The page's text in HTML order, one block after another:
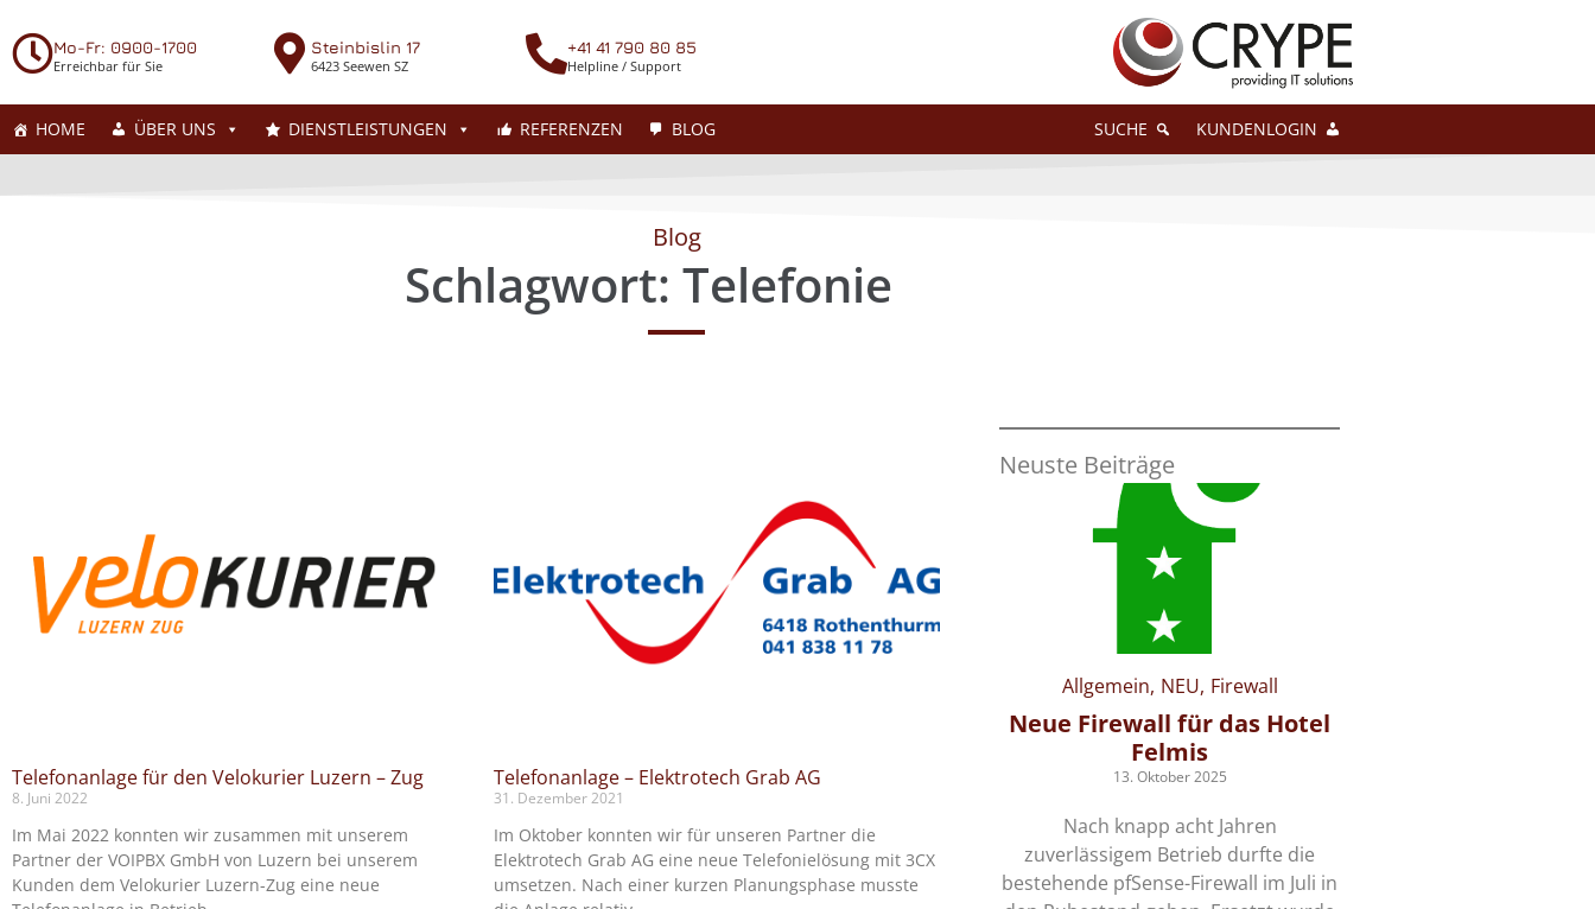
Mo-Fr: 0900-1700
Erreichbar für Sie
Steinbislin 17
6423 Seewen SZ
+41 41 790 80 85
Helpline / Support
HOME ÜBER UNS DIENSTLEISTUNGEN REFERENZEN BLOG KUNDENLOGIN
SUCHE
Blog
Schlagwort: Telefonie
Telefonanlage für den Velokurier Luzern – Zug
8. Juni 2022
Im Mai 2022 konnten wir zusammen mit unserem
Partner der VOIPBX GmbH von Luzern bei unserem
Kunden dem Velokurier Luzern-Zug eine neue
Telefonanlage – Elektrotech Grab AG
31. Dezember 2021
Im Oktober konnten wir für unseren Partner die
Elektrotech Grab AG eine neue Telefonielösung mit 3CX
umsetzen. Nach einer kurzen Planungsphase musste
Neuste Beiträge
12. Juli 2025
Im Frühjahr durften wir für einen
neuen Kunden einen Homepage für
den Erhalt von Kultur und Tradition,
Tourismus GmbH
PHP-Migration & System-Überholung
Ein technisches Update für unseren
Allgemein NEU Firewall
Neue Firewall für das Hotel
Felmis
13. Oktober 2025
Nach knapp acht Jahren
zuverlässigem Betrieb durfte die
bestehende pfSense-Firewall im Juli in